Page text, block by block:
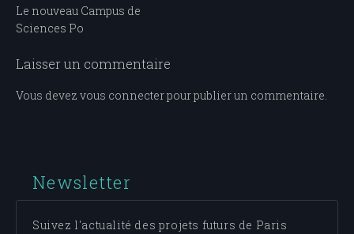
Navigation
de
l’article
Le nouveau Campus de
Sciences Po
Laisser un commentaire
Vous devez vous connecterpour publier un commentaire.
Newsletter
Suivez l'actualité des projets futurs de Paris